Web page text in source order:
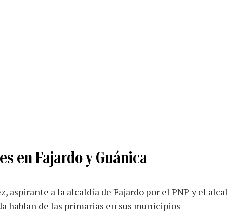
en Fajardo y Guánica
aspirante a la alcaldía de Fajardo por el PNP y el
hablan de las primarias en sus municipios